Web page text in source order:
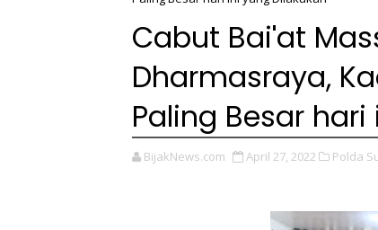
Cabut Bai'at
Dharmasraya,
Paling Besar
BijakNews.com April 27, 2022 Polda